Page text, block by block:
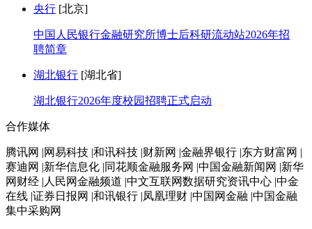
央行 [北京]
中国人民银行金融研究所博士后科研流动站2026年招
聘简章
湖北银行 [湖北省]
湖北银行2026年度校园招聘正式启动
合作媒体
腾讯网 |网易科技 |和讯科技 |财新网 |金融界银行 |东方财富网 |
赛迪网 |新华信息化 |同花顺金融服务网 |中国金融新闻网 |新华
网财经 |人民网金融频道 |中文互联网数据研究资讯中心 |中金
在线 |证券日报网 |和讯银行 |凤凰理财 |中国网金融 |中国金融
集中采购网